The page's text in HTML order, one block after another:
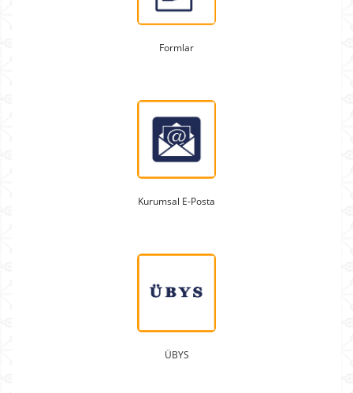
Formlar
Kurumsal E-Posta
ÜBYS